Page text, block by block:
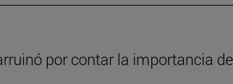
por contar la importancia